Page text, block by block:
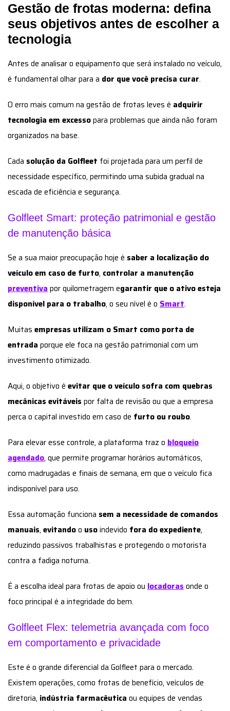
Gestão de frotas moderna: defina
seus objetivos antes de escolher a
tecnologia
Antes de analisar o equipamento que será instalado no veículo,
é fundamental olhar para a dor que você precisa curar.
O erro mais comum na gestão de frotas leves é adquirir
tecnologia em excessopara problemas que ainda não foram
organizados na base.
Cada solução da Golfleet foi projetada para um perfil de
necessidade específico, permitindo uma subida gradual na
escada de eficiência e segurança.
Golfleet Smart: proteção patrimonial e gestão
de manutenção básica
Se a sua maior preocupação hoje é saber a localização do
veículo em caso de furto, controlar a manutenção
preventiva por quilometragem egarantir que o ativo esteja
disponível para o trabalho, o seu nível é o Smart.
Muitas empresas utilizam o Smart como porta de
entrada porque ele foca na gestão patrimonial com um
investimento otimizado.
Aqui, o objetivo é evitar que o veículo sofra com quebras
mecânicas evitáveis por falta de revisão ou que a empresa
perca o capital investido em caso de furto ou roubo.
Para elevar esse controle, a plataforma traz o bloqueio
agendado, que permite programar horários automáticos,
como madrugadas e finais de semana, em que o veículo fica
indisponível para uso.
Essa automação funciona sem a necessidade de comandos
manuais, evitandoo usoindevido fora do expediente,
reduzindo passivos trabalhistas e protegendo o motorista
contra a fadiga noturna.
É a escolha ideal para frotas de apoio ou locadoras onde o
foco principal é a integridade do bem.
Golfleet Flex: telemetria avançada com foco
em comportamento e privacidade
Este é o grande diferencial da Golfleet para o mercado.
Existem operações, como frotas de benefício, veículos de
diretoria, indústria farmacêutica ou equipes de vendas